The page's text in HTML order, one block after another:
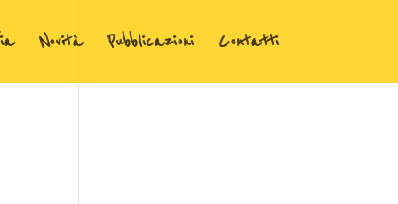
Novità Pubblicazioni Contatti